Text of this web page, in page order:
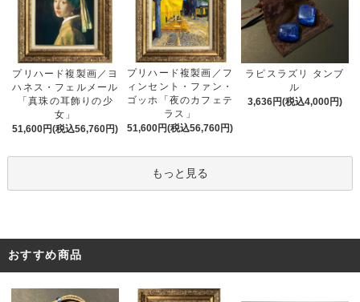
プリハード複製画／ヨ
ハネス・フェルメール
「真珠の耳飾りの少
女」
51,600円(税込56,760円)
プリハード複製画／フ
ィンセント・ファン・
ゴッホ「夜のカフェテ
ラス」
51,600円(税込56,760円)
ラピスラズリ タンブ
ル
3,636円(税込4,000円)
もっと見る
おすすめ商品